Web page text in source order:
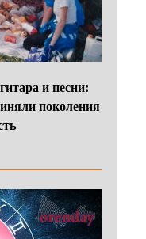
и песни:
поколения